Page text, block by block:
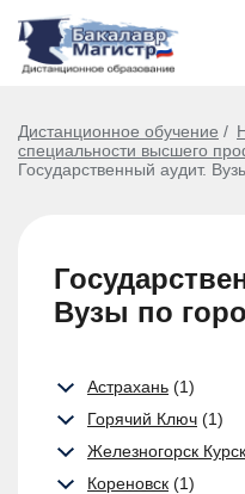
Дистанционное обучение
специальности высшего
Государственный аудит.
Вузы по
Астрахань (1)
Горячий Ключ (1)
Железногорск
Кореновск (1)